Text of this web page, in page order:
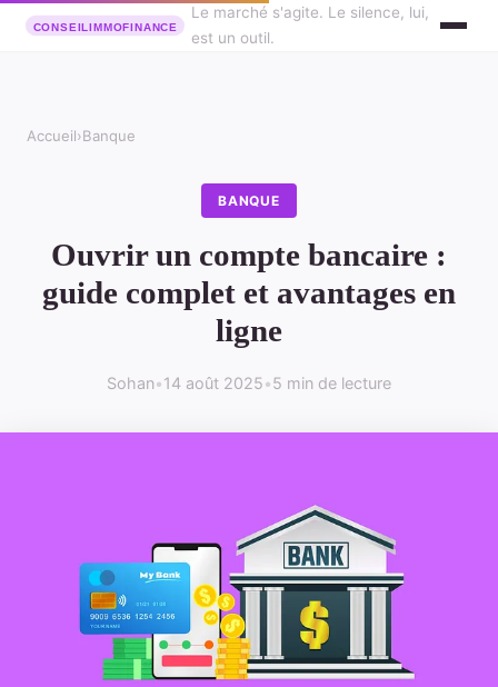
Le marché s'agite. Le silence, lui,
est un outil.
Accueil›Banque
BANQUE
Ouvrir un compte bancaire :
guide complet et avantages en
ligne
Sohan•14 août 2025•5 min de lecture